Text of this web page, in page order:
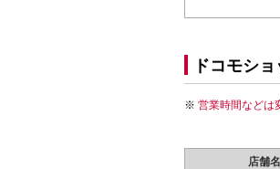
ドコモシ
営業時間などは
店舗名